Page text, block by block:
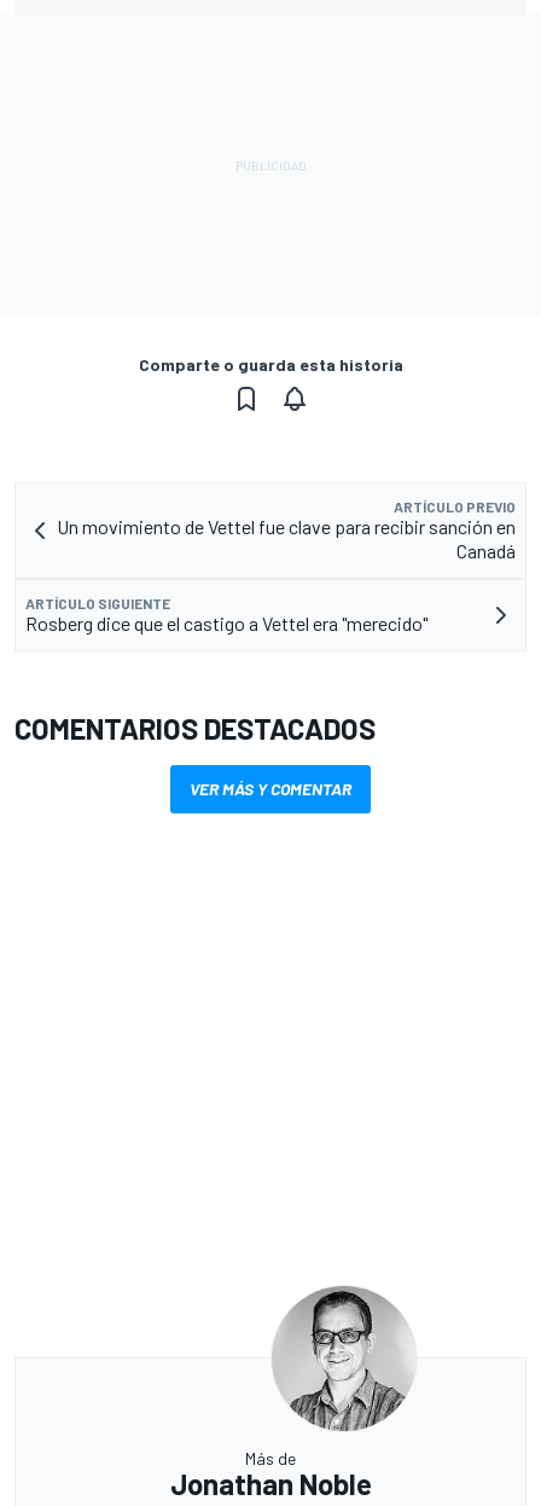
Comparte o guarda esta historia
ARTÍCULO PREVIO
Un movimiento de Vettel fue clave para recibir sanción en
Canadá
ARTÍCULO SIGUIENTE
Rosberg dice que el castigo a Vettel era "merecido"
COMENTARIOS DESTACADOS
VER MÁS Y COMENTAR
Más de
Jonathan Noble